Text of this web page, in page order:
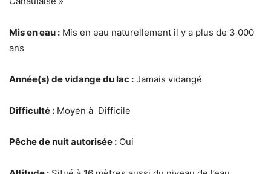
Mis en eau : Mis en eau naturellement il y a plus de 3 000
ans
Année(s) de vidange du lac : Jamais vidangé
Difficulté : Moyen à Difficile
Pêche de nuit autorisée : Oui